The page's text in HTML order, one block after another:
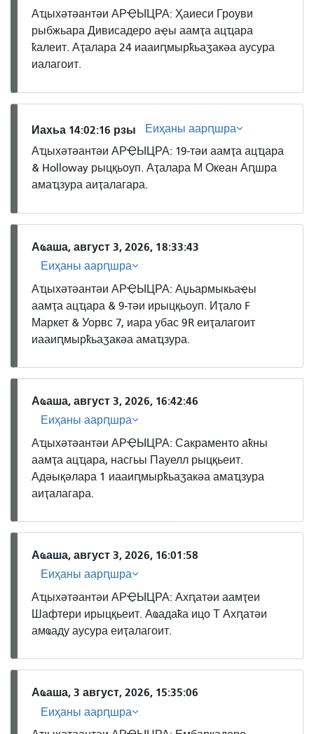
Аҵыхәтәантәи АРҾЫЦРА: Ҳаиеси Гроуви
рыбжьара Дивисадеро аҿы аамҭа ацҵара
ҟалеит. Аҭалара 24 иааиԥмырҟьаӡакәа аусура
иалагоит.
Иахьа 14:02:16 рзы
Еиҳаны аарԥшра
Аҵыхәтәантәи АРҾЫЦРА: 19-тәи аамҭа ацҵара
& Holloway рыцқьоуп. Аҭалара М Океан Аԥшра
амаҵзура аиҭалагара.
Аҩаша, август 3, 2026, 18:33:43
Еиҳаны аарԥшра
Аҵыхәтәантәи АРҾЫЦРА: Аџьармыкьаҿы
аамҭа ацҵара & 9-тәи ирыцқьоуп. Иҭало F
Маркет & Уорвс 7, иара убас 9R еиҭалагоит
иааиԥмырҟьаӡакәа амаҵзура.
Аҩаша, август 3, 2026, 16:42:46
Еиҳаны аарԥшра
Аҵыхәтәантәи АРҾЫЦРА: Сакраменто аҟны
аамҭа ацҵара, насгьы Пауелл рыцқьеит.
Адәықәлара 1 иааиԥмырҟьаӡакәа амаҵзура
аиҭалагара.
Аҩаша, август 3, 2026, 16:01:58
Еиҳаны аарԥшра
Аҵыхәтәантәи АРҾЫЦРА: Ахԥатәи аамҭеи
Шафтери ирыцқьеит. Аҩадаҟа ицо Т Ахԥатәи
амҩаду аусура еиҭалагоит.
Аҩаша, 3 август, 2026, 15:35:06
Еиҳаны аарԥшра